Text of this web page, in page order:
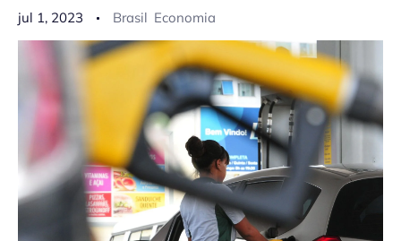
jul 1, 2023 Brasil Economia